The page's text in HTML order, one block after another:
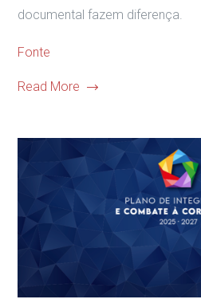
documental fazem diferença.
Fonte
Read More